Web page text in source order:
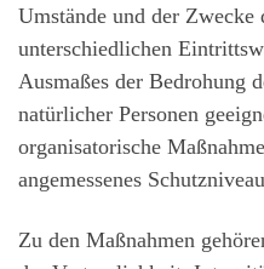
Umstände und der
unterschiedlichen
Ausmaßes der Bedrohung
natürlicher Personen
organisatorische
angemessenes
Zu den Maßnahmen